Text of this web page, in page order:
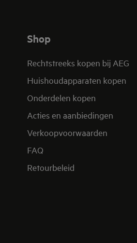
Shop
Rechtstreeks kopen bij AEG
Huishoudapparaten kopen
Onderdelen kopen
Acties en aanbiedingen
Verkoopvoorwaarden
FAQ
Retourbeleid